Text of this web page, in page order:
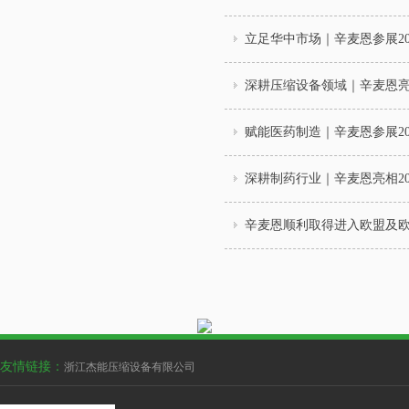
立足华中市场｜辛麦恩参展
深耕压缩设备领域｜辛麦恩
赋能医药制造｜辛麦恩参展
深耕制药行业｜辛麦恩亮相
辛麦恩顺利取得进入欧盟及
友情链接： 浙江杰能压缩设备有限公司